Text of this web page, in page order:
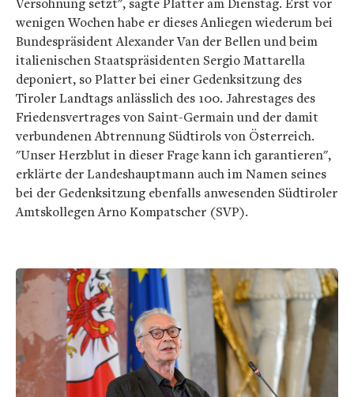
wenigen Wochen habe er dieses Anliegen wiederum bei
Bundespräsident Alexander Van der Bellen und beim
italienischen Staatspräsidenten Sergio Mattarella
deponiert, so Platter bei einer Gedenksitzung des
Tiroler Landtags anlässlich des 100. Jahrestages des
Friedensvertrages von Saint-Germain und der damit
verbundenen Abtrennung Südtirols von Österreich.
"Unser Herzblut in dieser Frage kann ich garantieren",
erklärte der Landeshauptmann auch im Namen seines
bei der Gedenksitzung ebenfalls anwesenden Südtiroler
Amtskollegen Arno Kompatscher (SVP).